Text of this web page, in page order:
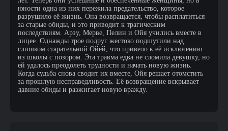
юности одна из них пережила предательство, которое
разрушило её жизнь. Она возвращается, чтобы расплатиться
за старые обиды, и это приводит к трагическим
последствиям. Арзу, Мерве, Пелин и Ойя учились вместе в
лицее. Однажды трое подруг жестоко подшутили над
слишком старательной Ойей, что привело к её исключению
из школы с позором. Эта травма едва не сломила девушку, но
ей удалось преодолеть трудности и начать новую жизнь.
Когда судьба снова сводит их вместе, Ойя решает отомстить
за прошлую несправедливость. Её возвращение вскрывает
давние обиды и разжигает новую вражду.